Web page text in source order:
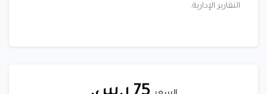
التقارير الإدارية.